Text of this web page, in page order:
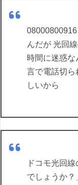
んだが 光回
時間に迷惑
言で電話切ら
しいから
ドコモ光回
でしょうか？